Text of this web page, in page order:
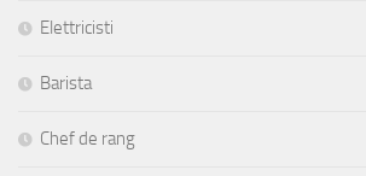
Elettricisti
Barista
Chef de rang